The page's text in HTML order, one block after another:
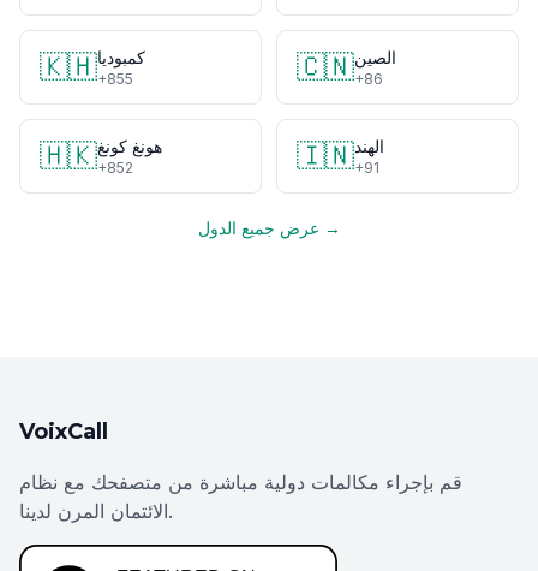
🇰🇭كمبوديا
+855 🇨🇳الصين
+86
🇭🇰هونغ كونغ
+852 🇮🇳الهند
+91
عرض جميع الدول →
VoixCall
قم بإجراء مكالمات دولية مباشرة من متصفحك مع نظام
الائتمان المرن لدينا.